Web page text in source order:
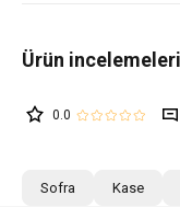
0.0
Sofra Kase